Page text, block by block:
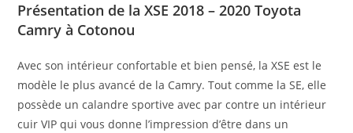
Présentation de la XSE 2018 – 2020 Toyota
Camry à Cotonou
Avec son intérieur confortable et bien pensé, la XSE est le
modèle le plus avancé de la Camry. Tout comme la SE, elle
possède un calandre sportive avec par contre un intérieur
cuir VIP qui vous donne l’impression d’être dans un